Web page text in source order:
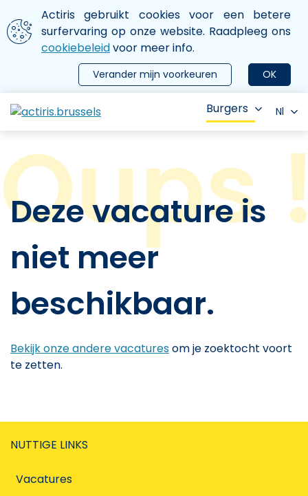
Aller au contenu principal
We gebruiken cookies
Actiris gebruikt cookies voor een betere
surfervaring op onze website. Raadpleeg ons
cookiebeleidvoor meer info.
OK
Verander mijn voorkeuren
le menu
Burgers Nl
Deze vacature is
niet meer
beschikbaar.
Bekijk onze andere vacaturesom je zoektocht voort
te zetten.
NUTTIGE LINKS
Vacatures